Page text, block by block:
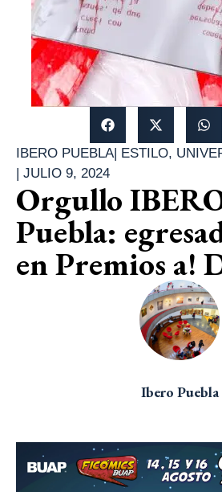
IBERO PUEBLA| ESTILO,
| JULIO 9, 2024
Orgullo
Puebla:
en Premios a!
Ibero Puebla